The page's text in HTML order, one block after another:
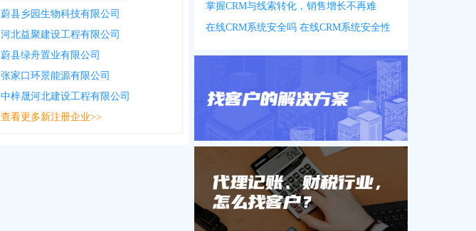
蔚县乡园生物科技有限公司
河北益聚建设工程有限公司
蔚县绿舟置业有限公司
张家口环景能源有限公司
中梓晟河北建设工程有限公司
查看更多新注册企业>>
掌握CRM与线索转化，销售增长不再难
在线CRM系统安全吗 在线CRM系统安全性